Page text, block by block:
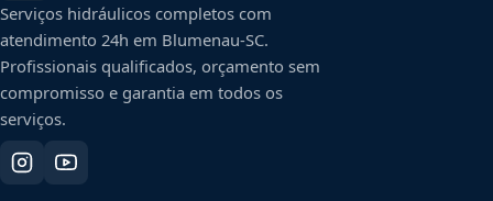
Serviços hidráulicos completos com
atendimento 24h em Blumenau-SC.
Profissionais qualificados, orçamento sem
compromisso e garantia em todos os
serviços.